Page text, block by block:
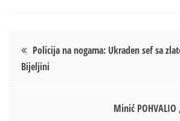
Кретање
чланка
Policija na nogama: Ukraden sef sa
Bijeljini
Minić